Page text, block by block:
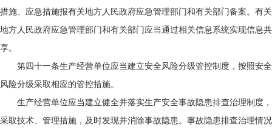
措施、应急措施报有关地方人民政府应急管理部门和有关部门备案。有关
地方人民政府应急管理部门和有关部门应当通过相关信息系统实现信息共
享。
第四十一条生产经营单位应当建立安全风险分级管控制度，按照安全
风险分级采取相应的管控措施。
生产经营单位应当建立健全并落实生产安全事故隐患排查治理制度，
采取技术、管理措施，及时发现并消除事故隐患。事故隐患排查治理情况